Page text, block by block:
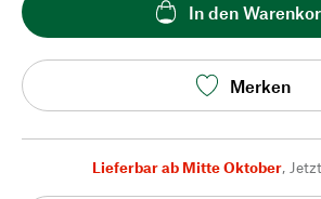
In den
Merken
Lieferbar ab Mitte Oktober,